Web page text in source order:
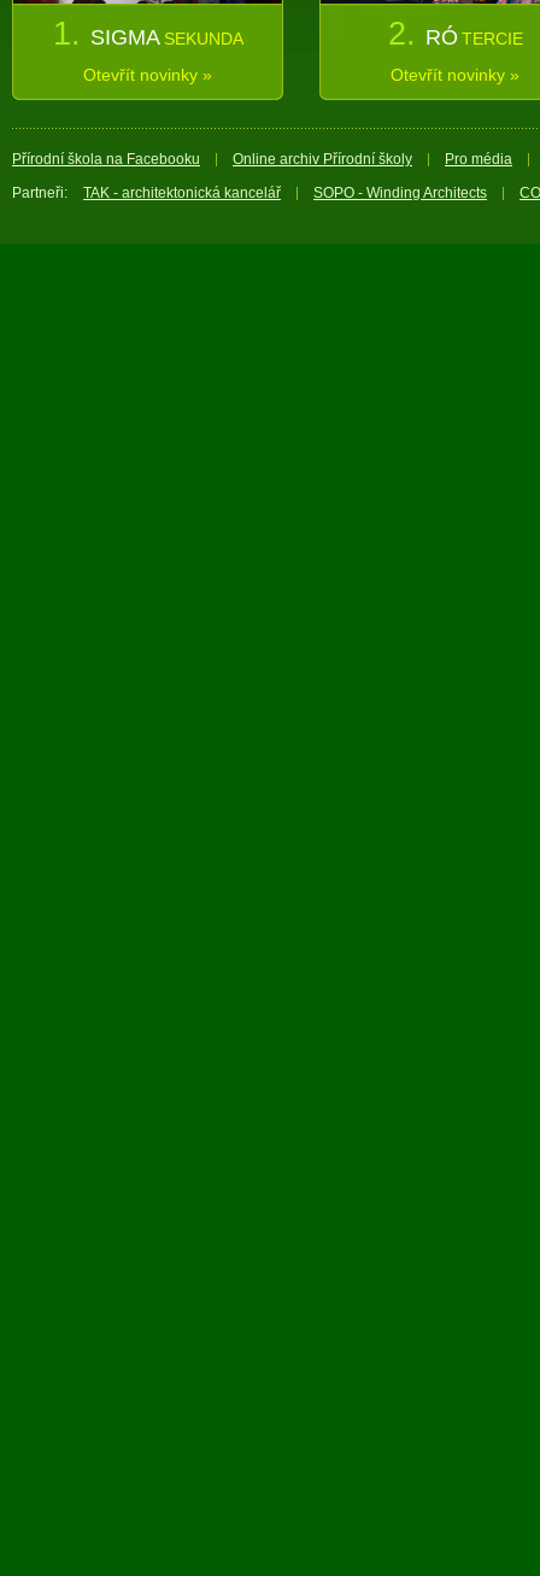
1. SIGMA SEKUNDA
Otevřít novinky »
2. RÓ TERCIE
Otevřít novinky »
Přírodní škola na Facebooku Online archiv Přírodní školy
Pro média
Partneři:
TAK - architektonická kancelář SOPO - Winding Architects